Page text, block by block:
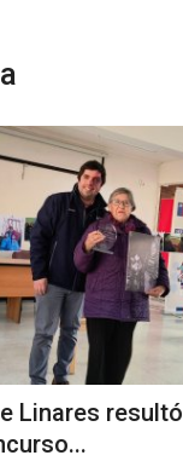
Linares resultó